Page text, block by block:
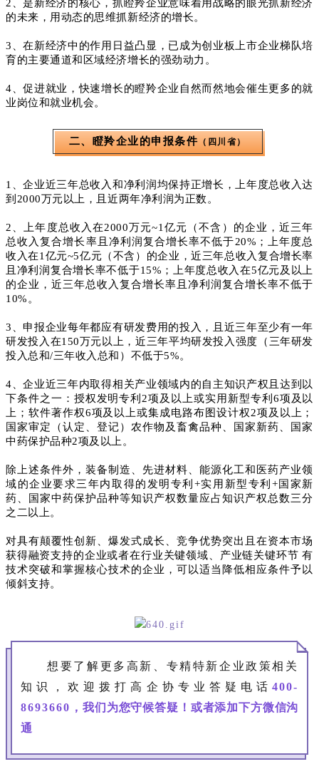
2、是新经济的核心，抓瞪羚企业意味着用战略的眼光抓新经济
的未来，用动态的思维抓新经济的增长。
3、在新经济中的作用日益凸显，已成为创业板上市企业梯队培
育的主要通道和区域经济增长的强劲动力。
4、促进就业，快速增长的瞪羚企业自然而然地会催生更多的就
业岗位和就业机会。
二、瞪羚企业的申报条件 （四川省）
1、企业近三年总收入和净利润均保持正增长，上年度总收入达
到2000万元以上，且近两年净利润为正数。
2、上年度总收入在2000万元~1亿元（不含）的企业，近三年
总收入复合增长率且净利润复合增长率不低于20%；上年度总
收入在1亿元~5亿元（不含）的企业，近三年总收入复合增长率
且净利润复合增长率不低于15%；上年度总收入在5亿元及以上
的企业，近三年总收入复合增长率且净利润复合增长率不低于
10%。
3、申报企业每年都应有研发费用的投入，且近三年至少有一年
研发投入在150万元以上，近三年平均研发投入强度（三年研发
投入总和/三年收入总和）不低于5%。
4、企业近三年内取得相关产业领域内的自主知识产权且达到以
下条件之一：授权发明专利2项及以上或实用新型专利6项及以
上；软件著作权6项及以上或集成电路布图设计权2项及以上；
国家审定（认定、登记）农作物及畜禽品种、国家新药、国家
中药保护品种2项及以上。
除上述条件外，装备制造、先进材料、能源化工和医药产业领
域的企业要求三年内取得的发明专利+实用新型专利+国家新
药、国家中药保护品种等知识产权数量应占知识产权总数三分
之二以上。
对具有颠覆性创新、爆发式成长、竞争优势突出且在资本市场
获得融资支持的企业或者在行业关键领域、产业链关键环节 有
技术突破和掌握核心技术的企业，可以适当降低相应条件予以
倾斜支持。
想要了解更多高新、专精特新企业政策相关
知识，欢迎拨打高企协专业答疑电话 400-
8693660 ，我们为您守候答疑！或者添加下方微信沟
通